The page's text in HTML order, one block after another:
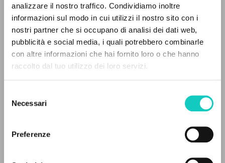
analizzare il nostro traffico. Condividiamo inoltre
informazioni sul modo in cui utilizzi il nostro sito con i
nostri partner che si occupano di analisi dei dati web,
pubblicità e social media, i quali potrebbero combinarle
con altre informazioni che hai fornito loro o che hanno
raccolto dal tuo utilizzo dei loro servizi.
delNecessari
Preferenze
Giussani LuigiAutor
Francés
Litterae Communionis-Traces
2002
Páginas: 12
0DOCUMENTOS ENCONTRADOS
RESULTADOS SUCESIVOS